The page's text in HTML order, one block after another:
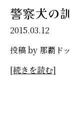
警察犬の
2015.03.12
投稿 by 那覇ド
[続きを読む]